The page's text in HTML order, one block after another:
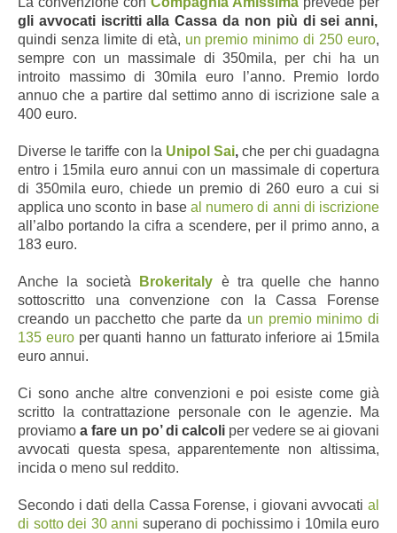
gli avvocati iscritti alla Cassa da non più di sei anni,
quindi senza limite di età, un premio minimo di 250 euro,
sempre con un massimale di 350mila, per chi ha un
introito massimo di 30mila euro l’anno. Premio lordo
annuo che a partire dal settimo anno di iscrizione sale a
400 euro.
Diverse le tariffe con la Unipol Sai, che per chi guadagna
entro i 15mila euro annui con un massimale di copertura
di 350mila euro, chiede un premio di 260 euro a cui si
applica uno sconto in base al numero di anni di iscrizione
all’albo portando la cifra a scendere, per il primo anno, a
183 euro.
Anche la società Brokeritaly è tra quelle che hanno
sottoscritto una convenzione con la Cassa
Forense
creando un pacchetto che parte da un premio minimo di
135 europer quanti hanno un fatturato inferiore ai 15mila
euro annui.
Ci sono anche altre convenzioni e poi esiste come già
scritto la contrattazione personale con le agenzie. Ma
proviamo a fare un po’ di calcoli per vedere se ai giovani
avvocati questa spesa, apparentemente non altissima,
incida o meno sul reddito.
Secondo i dati della Cassa Forense, i giovani avvocati al
di sotto dei 30 anni superano di pochissimo i 10mila euro